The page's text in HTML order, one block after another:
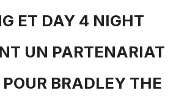
ET DAY 4 NIGHT
UN PARTENARIAT
BRADLEY THE